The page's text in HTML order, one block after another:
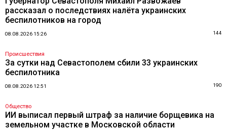
рассказал о последствиях налёта украинских
беспилотников на город
08.08.2026 15:26 144
Происшествия
За сутки над Севастополем сбили 33 украинских
беспилотника
08.08.2026 12:51 190
Общество
ИИ выписал первый штраф за наличие борщевика на
земельном участке в Московской области